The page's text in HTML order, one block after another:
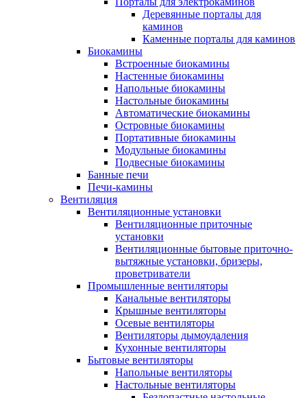
Деревянные порталы для
каминов
Каменные порталы для каминов
Биокамины
Встроенные биокамины
Настенные биокамины
Напольные биокамины
Настольные биокамины
Автоматические биокамины
Островные биокамины
Портативные биокамины
Модульные биокамины
Подвесные биокамины
Банные печи
Печи-камины
Вентиляция
Вентиляционные установки
Вентиляционные приточные
установки
Вентиляционные бытовые приточно-
вытяжные установки, бризеры,
проветриватели
Промышленные вентиляторы
Канальные вентиляторы
Крышные вентиляторы
Осевые вентиляторы
Вентиляторы дымоудаления
Кухонные вентиляторы
Бытовые вентиляторы
Напольные вентиляторы
Настольные вентиляторы